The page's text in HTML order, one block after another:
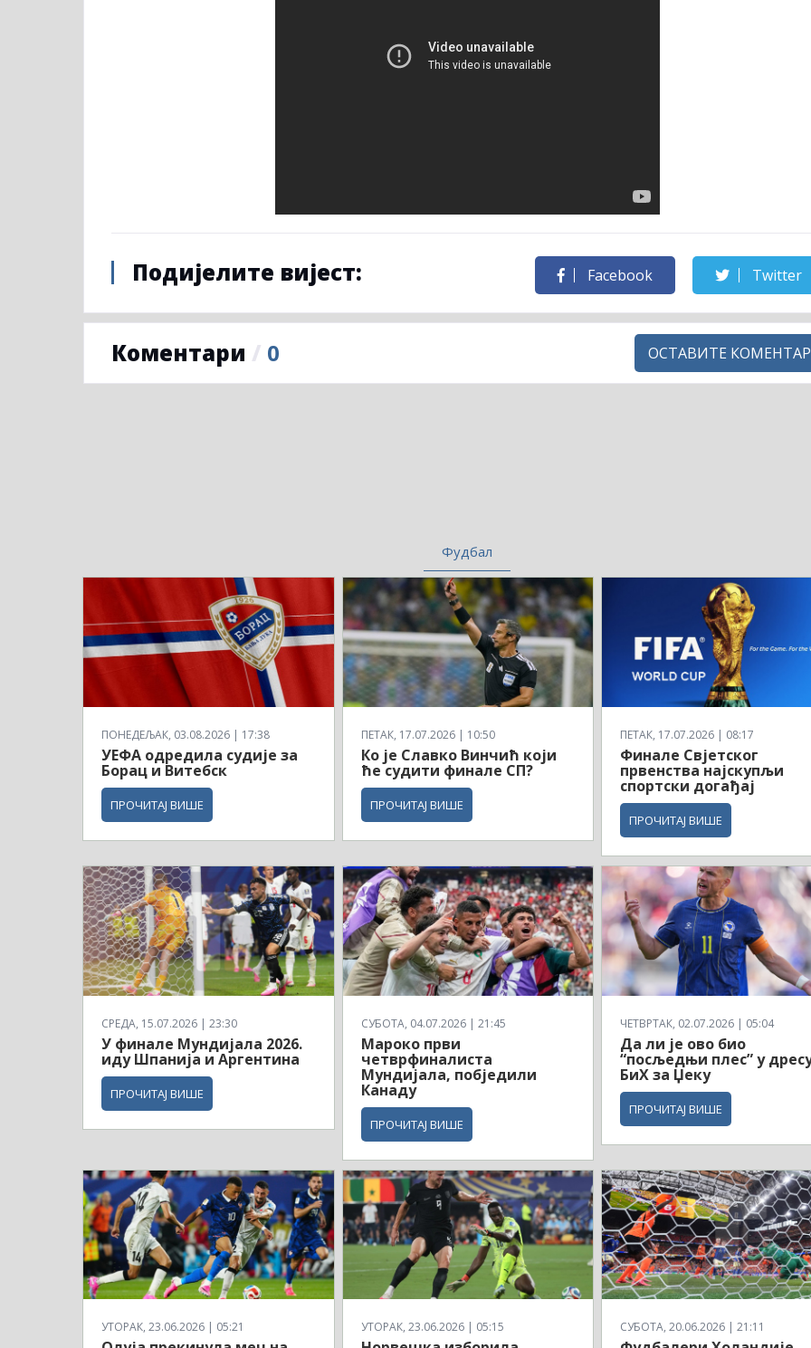
Подијелите вијест: Facebook Twitter
Коментари / 0 ОСТАВИТЕ КОМЕНТАР
Фудбал
ПОНЕДЕЉАК, 03.08.2026 | 17:38
УЕФА одредила судије за
Борац и Витебск
ПРОЧИТАЈ ВИШЕ
ПЕТАК, 17.07.2026 | 10:50
Ко је Славко Винчић који
ће судити финале СП?
ПРОЧИТАЈ ВИШЕ
ПЕТАК, 17.07.2026 | 08:17
Финале Свјетског
првенства најскупљи
спортски догађај
ПРОЧИТАЈ ВИШЕ
СРЕДА, 15.07.2026 | 23:30
У финале Мундијала 2026.
иду Шпанија и Аргентина
ПРОЧИТАЈ ВИШЕ
СУБОТА, 04.07.2026 | 21:45
Мароко први
четврфиналиста
Мундијала, побједили
Канаду
ПРОЧИТАЈ ВИШЕ
ЧЕТВРТАК, 02.07.2026 | 05:04
Да ли је ово био
“посљедњи плес” у
БиХ за Џеку
ПРОЧИТАЈ ВИШЕ
УТОРАК, 23.06.2026 | 05:21 УТОРАК, 23.06.2026 | 05:15 СУБОТА, 20.06.2026 | 21:11